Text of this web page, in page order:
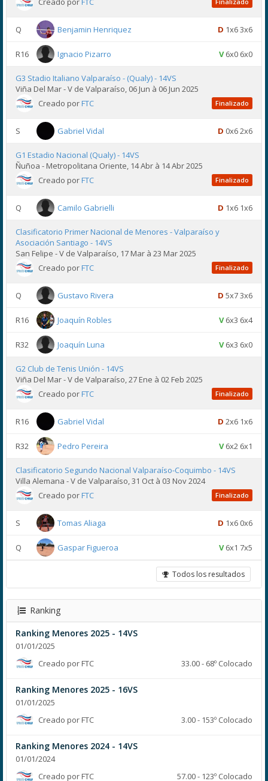
Q Benjamin Henriquez D 1x6 3x6
R16 Ignacio Pizarro V6x0 6x0
G3 Stadio Italiano Valparaíso - (Qualy) - 14VS
Viña Del Mar - V de Valparaíso, 06 Jun à 06 Jun 2025
Creado porFTC Finalizado
S Gabriel Vidal D 0x6 2x6
G1 Estadio Nacional (Qualy) - 14VS
Ñuñoa - Metropolitana Oriente, 14 Abr à 14 Abr 2025
Creado porFTC Finalizado
Q Camilo Gabrielli D 1x6 1x6
Clasificatorio Primer Nacional de Menores - Valparaíso y
Asociación Santiago - 14VS
San Felipe - V de Valparaíso, 17 Mar à 23 Mar 2025
Creado porFTC Finalizado
Q Gustavo Rivera D 5x7 3x6
R16 Joaquín Robles V6x3 6x4
R32 Joaquín Luna V6x3 6x0
G2 Club de Tenis Unión - 14VS
Viña Del Mar - V de Valparaíso, 27 Ene à 02 Feb 2025
Creado porFTC Finalizado
R16 Gabriel Vidal D 2x6 1x6
R32 Pedro Pereira V6x2 6x1
Clasificatorio Segundo Nacional Valparaíso-Coquimbo - 14VS
Villa Alemana - V de Valparaíso, 31 Oct à 03 Nov 2024
Creado porFTC Finalizado
S Tomas Aliaga D 1x6 0x6
Q Gaspar Figueroa V6x1 7x5
Todos los resultados
Ranking
Ranking Menores 2025 - 14VS
01/01/2025
Creado por FTC
33.00 - 68º Colocado
Ranking Menores 2025 - 16VS
01/01/2025
Creado por FTC
3.00 - 153º Colocado
Ranking Menores 2024 - 14VS
01/01/2024
Creado por FTC
57.00 - 123º Colocado